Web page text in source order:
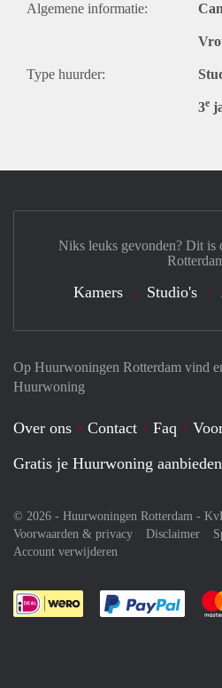
Algemene informatie:
Type huurder:
3e
Op Huurwoningen Rotterdam vind
Huurwoning
Over ons Contact Faq
Gratis je Huurwoning
© 2026 - Huurwoningen Rotterdam -
Voorwaarden & privacy
Disclaimer
Account verwijderen
Je
Niks leuks gevonden? Dit is
Kamers Studio's